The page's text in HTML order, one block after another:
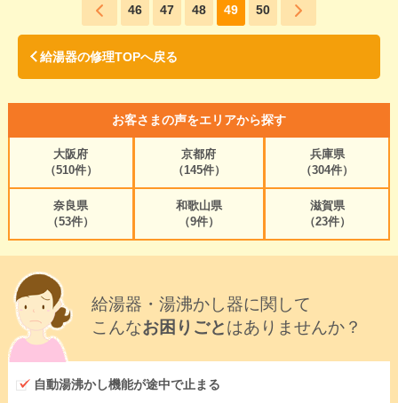
46 47 48 49 50
給湯器の修理TOPへ戻る
お客さまの声をエリアから探す
大阪府
（510件）
京都府
（145件）
兵庫県
（304件）
奈良県
（53件）
和歌山県
（9件）
滋賀県
（23件）
給湯器・湯沸かし器に関して
こんなお困りごとはありませんか？
自動湯沸かし機能が途中で止まる